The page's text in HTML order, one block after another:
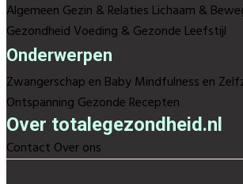
Algemeen Gezin & Relaties Lichaam &
Gezondheid Voeding & Gezonde Leefstijl
Onderwerpen
Zwangerschap en BabyMindfulness en
Ontspanning Gezonde Recepten
Over totalegezondheid.nl
Contact Over ons